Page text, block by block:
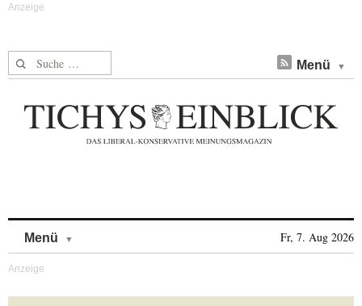
Suche nach: Menü
Menü Fr, 7. Aug 2026